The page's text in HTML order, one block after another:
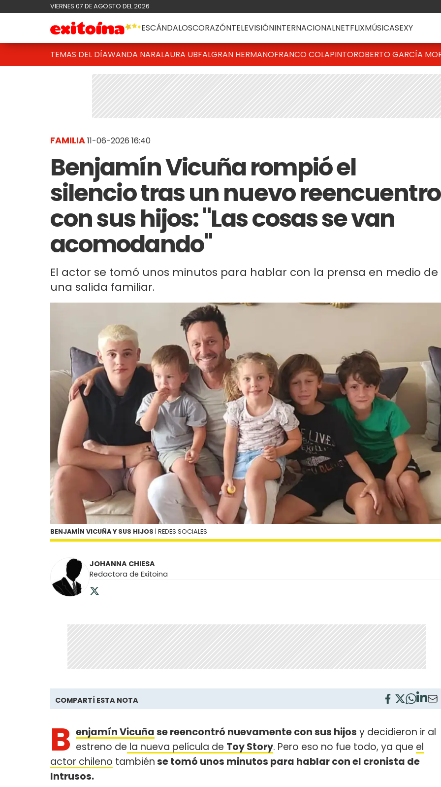
VIERNES 07 DE AGOSTO DEL 2026
ESCÁNDALOSCORAZÓNTELEVISIÓNINTERNACIONALNETFLIXMÚSICASEXY
TEMAS DEL DÍAWANDA NARALAURA UBFALGRAN HERMANOFRANCO COLAPINTOROBERTO GARCÍA
FAMILIA11-06-2026 16:40
Benjamín Vicuña rompió el
silencio tras un nuevo reencuentro
con sus hijos: "Las cosas se van
acomodando"
El actor se tomó unos minutos para hablar con la prensa en medio de
una salida familiar.
BENJAMÍN VICUÑA Y SUS HIJOS | REDES SOCIALES
JOHANNA CHIESA
Redactora de Exitoina
COMPARTÍ ESTA NOTA
B enjamín Vicuñase reencontró nuevamente con sus hijos y decidieron ir al
estreno de la nueva película de Toy Story. Pero eso no fue todo, ya que el
actor chileno tambiénse tomó unos minutos para hablar con el cronista de
Intrusos.